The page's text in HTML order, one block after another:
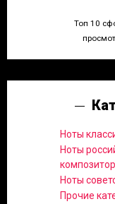
Топ 10
Ноты
Ноты
Ноты
Прочие